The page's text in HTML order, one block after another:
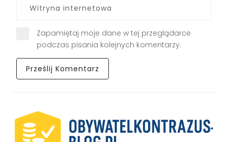
Zapamiętaj moje dane w tej przeglądarce
podczas pisania kolejnych komentarzy.